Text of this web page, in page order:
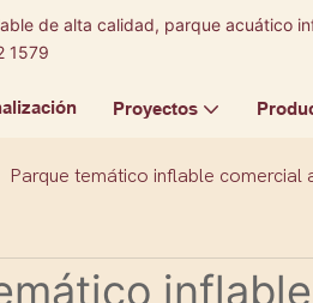
de alta calidad, parque acuático
1579
Proyectos
Parque temático inflable comercial